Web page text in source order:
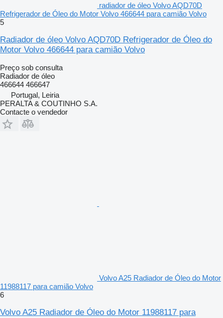
radiador de óleo Volvo AQD70D
Refrigerador de Óleo do Motor Volvo 466644 para camião Volvo
5
Radiador de óleo Volvo AQD70D Refrigerador de Óleo do
Motor Volvo 466644 para camião Volvo
Preço sob consulta
Radiador de óleo
466644 466647
Portugal, Leiria
PERALTA & COUTINHO S.A.
Contacte o vendedor
Volvo A25 Radiador de Óleo do Motor
11988117 para camião Volvo
6
Volvo A25 Radiador de Óleo do Motor 11988117 para